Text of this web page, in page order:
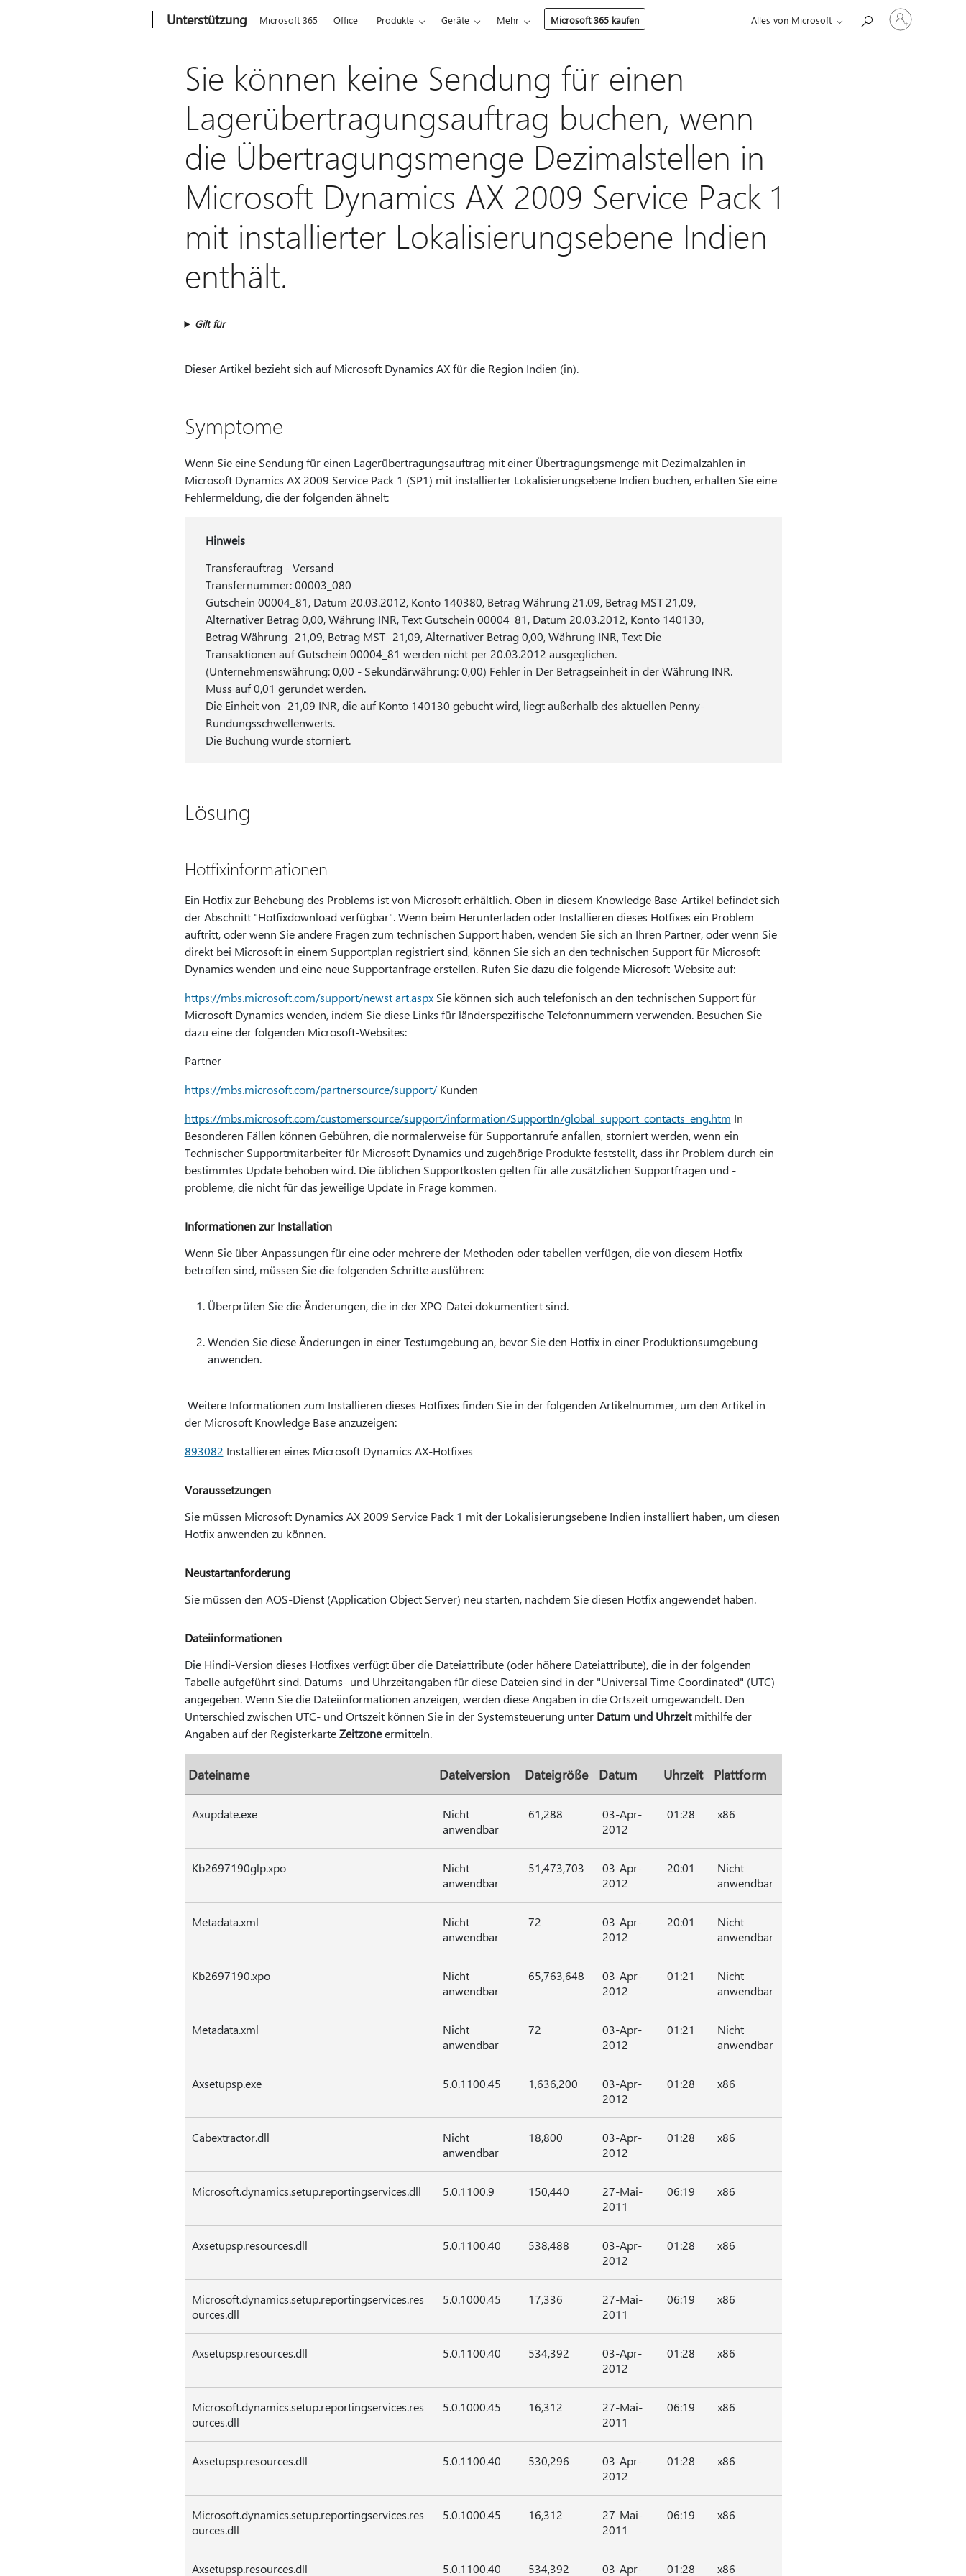
Unterstützung Microsoft 365 Office Produkte Geräte Mehr Microsoft 365 kaufen Alles von Microsoft
Bei
Ihrem
Konto
Sie können keine Sendung für einen
Lagerübertragungsauftrag buchen, wenn
die Übertragungsmenge Dezimalstellen in
Microsoft Dynamics AX 2009 Service Pack 1
mit installierter Lokalisierungsebene Indien
enthält.
Gilt für
Dieser Artikel bezieht sich auf Microsoft Dynamics AX für die Region Indien (in).
Symptome
Wenn Sie eine Sendung für einen Lagerübertragungsauftrag mit einer Übertragungsmenge mit Dezimalzahlen in
Microsoft Dynamics AX 2009 Service Pack 1 (SP1) mit installierter Lokalisierungsebene Indien buchen, erhalten Sie eine
Fehlermeldung, die der folgenden ähnelt:
Hinweis
Transferauftrag - Versand
Transfernummer: 00003_080
Gutschein 00004_81, Datum 20.03.2012, Konto 140380, Betrag Währung 21.09, Betrag MST 21,09,
Alternativer Betrag 0,00, Währung INR, Text Gutschein 00004_81, Datum 20.03.2012, Konto 140130,
Betrag Währung -21,09, Betrag MST -21,09, Alternativer Betrag 0,00, Währung INR, Text Die
Transaktionen auf Gutschein 00004_81 werden nicht per 20.03.2012 ausgeglichen.
(Unternehmenswährung: 0,00 - Sekundärwährung: 0,00) Fehler in Der Betragseinheit in der Währung INR.
Muss auf 0,01 gerundet werden.
Die Einheit von -21,09 INR, die auf Konto 140130 gebucht wird, liegt außerhalb des aktuellen Penny-
Rundungsschwellenwerts.
Die Buchung wurde storniert.
Lösung
Hotfixinformationen
Ein Hotfix zur Behebung des Problems ist von Microsoft erhältlich. Oben in diesem Knowledge Base-Artikel befindet sich
der Abschnitt "Hotfixdownload verfügbar". Wenn beim Herunterladen oder Installieren dieses Hotfixes ein Problem
auftritt, oder wenn Sie andere Fragen zum technischen Support haben, wenden Sie sich an Ihren Partner, oder wenn Sie
direkt bei Microsoft in einem Supportplan registriert sind, können Sie sich an den technischen Support für Microsoft
Dynamics wenden und eine neue Supportanfrage erstellen. Rufen Sie dazu die folgende Microsoft-Website auf:
https://mbs.microsoft.com/support/newst art.aspxSie können sich auch telefonisch an den technischen Support für
Microsoft Dynamics wenden, indem Sie diese Links für länderspezifische Telefonnummern verwenden. Besuchen Sie
dazu eine der folgenden Microsoft-Websites:
Partner
https://mbs.microsoft.com/partnersource/support/Kunden
https://mbs.microsoft.com/customersource/support/information/SupportIn/global_support_contacts_eng.htm In
Besonderen Fällen können Gebühren, die normalerweise für Supportanrufe anfallen, storniert werden, wenn ein
Technischer Supportmitarbeiter für Microsoft Dynamics und zugehörige Produkte feststellt, dass ihr Problem durch ein
bestimmtes Update behoben wird. Die üblichen Supportkosten gelten für alle zusätzlichen Supportfragen und -
probleme, die nicht für das jeweilige Update in Frage kommen.
Informationen zur Installation
Wenn Sie über Anpassungen für eine oder mehrere der Methoden oder tabellen verfügen, die von diesem Hotfix
betroffen sind, müssen Sie die folgenden Schritte ausführen:
Überprüfen Sie die Änderungen, die in der XPO-Datei dokumentiert sind.
Wenden Sie diese Änderungen in einer Testumgebung an, bevor Sie den Hotfix in einer Produktionsumgebung
anwenden.
Weitere Informationen zum Installieren dieses Hotfixes finden Sie in der folgenden Artikelnummer, um den Artikel in
der Microsoft Knowledge Base anzuzeigen:
893082 Installieren eines Microsoft Dynamics AX-Hotfixes
Voraussetzungen
Sie müssen Microsoft Dynamics AX 2009 Service Pack 1 mit der Lokalisierungsebene Indien installiert haben, um diesen
Hotfix anwenden zu können.
Neustartanforderung
Sie müssen den AOS-Dienst (Application Object Server) neu starten, nachdem Sie diesen Hotfix angewendet haben.
Dateiinformationen
Die Hindi-Version dieses Hotfixes verfügt über die Dateiattribute (oder höhere Dateiattribute), die in der folgenden
Tabelle aufgeführt sind. Datums- und Uhrzeitangaben für diese Dateien sind in der "Universal Time Coordinated" (UTC)
angegeben. Wenn Sie die Dateiinformationen anzeigen, werden diese Angaben in die Ortszeit umgewandelt. Den
Unterschied zwischen UTC- und Ortszeit können Sie in der Systemsteuerung unter Datum und Uhrzeitmithilfe der
Angaben auf der RegisterkarteZeitzoneermitteln.
Dateiname Dateiversion Dateigröße Datum Uhrzeit Plattform
Axupdate.exe
Nicht
anwendbar
61,288
03-Apr-
2012
01:28 x86
Kb2697190glp.xpo
Nicht
anwendbar
51,473,703
03-Apr-
2012
20:01
Nicht
anwendbar
Metadata.xml
Nicht
anwendbar
72
03-Apr-
2012
20:01
Nicht
anwendbar
Kb2697190.xpo
Nicht
anwendbar
65,763,648
03-Apr-
2012
01:21
Nicht
anwendbar
Metadata.xml
Nicht
anwendbar
72
03-Apr-
2012
01:21
Nicht
anwendbar
Axsetupsp.exe 5.0.1100.45 1,636,200
03-Apr-
2012
01:28 x86
Cabextractor.dll
Nicht
anwendbar
18,800
03-Apr-
2012
01:28 x86
Microsoft.dynamics.setup.reportingservices.dll 5.0.1100.9 150,440
27-Mai-
2011
06:19 x86
Axsetupsp.resources.dll 5.0.1100.40 538,488
03-Apr-
2012
01:28 x86
Microsoft.dynamics.setup.reportingservices.res
ources.dll
5.0.1000.45 17,336
27-Mai-
2011
06:19 x86
Axsetupsp.resources.dll 5.0.1100.40 534,392
03-Apr-
2012
01:28 x86
Microsoft.dynamics.setup.reportingservices.res
ources.dll
5.0.1000.45 16,312
27-Mai-
2011
06:19 x86
Axsetupsp.resources.dll 5.0.1100.40 530,296
03-Apr-
2012
01:28 x86
Microsoft.dynamics.setup.reportingservices.res
ources.dll
5.0.1000.45 16,312
27-Mai-
2011
06:19 x86
Axsetupsp.resources.dll 5.0.1100.40 534,392 03-Apr- 01:28 x86